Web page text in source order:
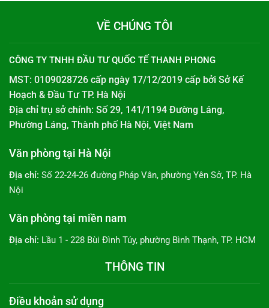
VỀ CHÚNG TÔI
CÔNG TY TNHH ĐẦU TƯ QUỐC TẾ THANH PHONG
MST: 0109028726 cấp ngày 17/12/2019 cấp bởi Sở Kế
Hoạch & Đầu Tư TP. Hà Nội
Địa chỉ trụ sở chính: Số 29, 141/1194 Đường Láng,
Phường Láng, Thành phố Hà Nội, Việt Nam
Văn phòng tại Hà Nội
Địa chỉ: Số 22-24-26 đường Pháp Vân, phường Yên Sở, TP. Hà
Nội
Văn phòng tại miền nam
Địa chỉ: Lầu 1 - 228 Bùi Đình Túy, phường Bình Thạnh, TP. HCM
THÔNG TIN
Điều khoản sử dụng